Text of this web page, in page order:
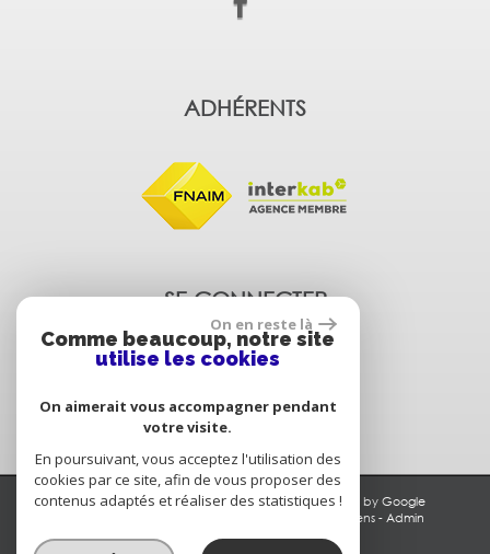
ADHÉRENTS
SE CONNECTER
© 2026 | Tous droits réservés | Traduction powered by Google
Liens- Admin
On en reste là
Comme beaucoup, notre site
utilise les cookies
On aimerait vous accompagner pendant
votre visite.
En poursuivant, vous acceptez l'utilisation des
cookies par ce site, afin de vous proposer des
contenus adaptés et réaliser des statistiques !